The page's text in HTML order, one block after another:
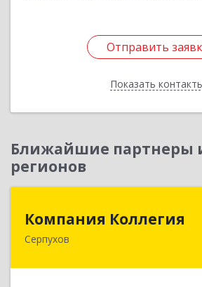
Отправить
Показать
Отправить
Назад
Ближайшие партнеры
регионов
Компания Коллегия
Серпухов
142211, Московская обл,